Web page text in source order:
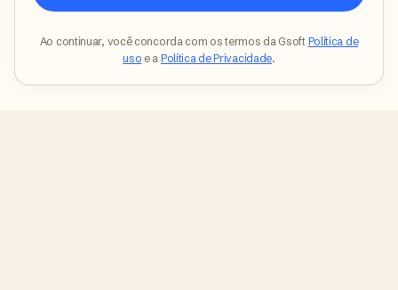
Ao continuar, você concorda com os termos da Gsoft Política de
uso e a Política de Privacidade.